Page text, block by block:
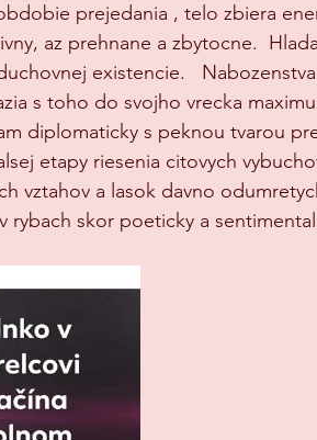
prejedania , telo zbiera
az prehnane a zbytocne.
existencie.
s toho do svojho vrecka
diplomaticky s peknou tvarou
etapy riesenia citovych
vztahov a lasok davno
v rybach skor poeticky a